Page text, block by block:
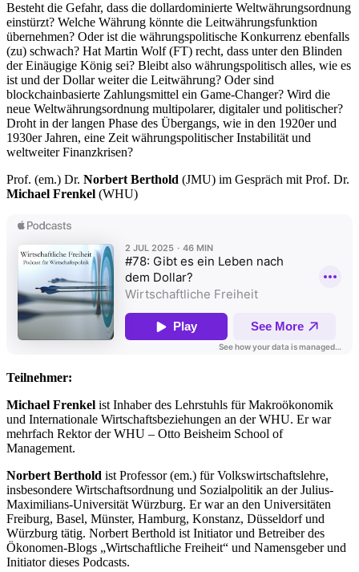
Besteht die Gefahr, dass die dollardominierte Weltwährungsordnung
einstürzt? Welche Währung könnte die Leitwährungsfunktion
übernehmen? Oder ist die währungspolitische Konkurrenz ebenfalls
(zu) schwach? Hat Martin Wolf (FT) recht, dass unter den Blinden
der Einäugige König sei? Bleibt also währungspolitisch alles, wie es
ist und der Dollar weiter die Leitwährung? Oder sind
blockchainbasierte Zahlungsmittel ein Game-Changer? Wird die
neue Weltwährungsordnung multipolarer, digitaler und politischer?
Droht in der langen Phase des Übergangs, wie in den 1920er und
1930er Jahren, eine Zeit währungspolitischer Instabilität und
weltweiter Finanzkrisen?
Prof. (em.) Dr. Norbert Berthold (JMU) im Gespräch mit Prof. Dr.
Michael Frenkel (WHU)
Teilnehmer:
Michael Frenkel ist Inhaber des Lehrstuhls für Makroökonomik
und Internationale Wirtschaftsbeziehungen an der WHU. Er war
mehrfach Rektor der WHU – Otto Beisheim School of
Management.
Norbert Berthold ist Professor (em.) für Volkswirtschaftslehre,
insbesondere Wirtschaftsordnung und Sozialpolitik an der Julius-
Maximilians-Universität Würzburg. Er war an den Universitäten
Freiburg, Basel, Münster, Hamburg, Konstanz, Düsseldorf und
Würzburg tätig. Norbert Berthold ist Initiator und Betreiber des
Ökonomen-Blogs „Wirtschaftliche Freiheit“ und Namensgeber und
Initiator dieses Podcasts.